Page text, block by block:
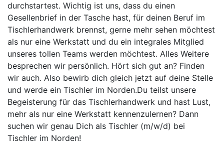
durchstartest. Wichtig ist uns, dass du einen
Gesellenbrief in der Tasche hast, für deinen Beruf im
Tischlerhandwerk brennst, gerne mehr sehen möchtest
als nur eine Werkstatt und du ein integrales Mitglied
unseres tollen Teams werden möchtest. Alles Weitere
besprechen wir persönlich. Hört sich gut an? Finden
wir auch. Also bewirb dich gleich jetzt auf deine Stelle
und werde ein Tischler im Norden.Du teilst unsere
Begeisterung für das Tischlerhandwerk und hast Lust,
mehr als nur eine Werkstatt kennenzulernen? Dann
suchen wir genau Dich als Tischler (m/w/d) bei
Tischler im Norden!